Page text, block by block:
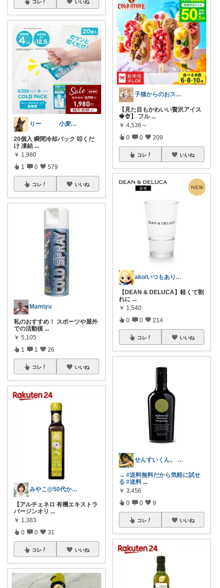
コレ いいね
りー 小麦収穫8月中旬まで？
20個入 瞬間冷却パック 叩くだ
け 凍結 ...
￥ 1,980
1 0 579
コレ いいね
Mamiyu
私のおすすめ！ スポーツや屋外
での活動後 ...
￥ 5,105
1 1 26
コレ いいね
みやこ@50代からの肌悩み解決
【アルチェネロ 有機エキストラ
バージンオリ ...
￥ 1,383
0 0 31
コレ いいね
子猫からのおススメ
【見た目もかわいい贅沢アイス
🍓🍨】 フル ...
￥ 4,536～
0 0 209
コレ いいね
ako/いつもありがとう🌈5日感謝
【DEAN & DELUCA】軽くて割
れに ...
￥ 1,540
0 0 214
コレ いいね
せんすいくん。 ＼情報の海へダイブ／
→ #送料無料だから気軽に試せ
る #送料 ...
￥ 3,456
0 0 9
コレ いいね